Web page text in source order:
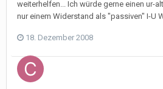
weiterhelfen... Ich würde gerne einen ur-
nur einem Widerstand als "passiven" I-U
18. Dezember 2008